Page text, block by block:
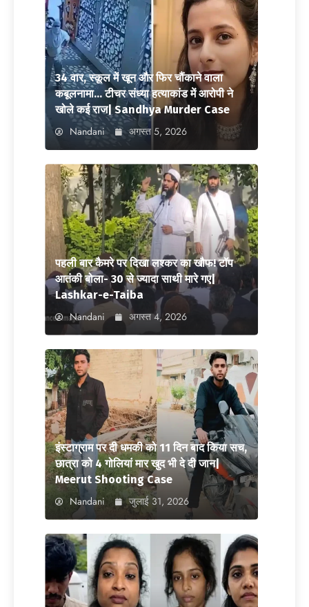
34 वार, स्कूल में खून और फिर चौंकाने वाला
कबूलनामा… टीचर संध्या हत्याकांड में आरोपी ने
खोले कई राज| Sandhya Murder Case
Nandani अगस्त 5, 2026
पहली बार कैमरे पर दिखा लश्कर का खौफ! टॉप
आतंकी बोला- 30 से ज्यादा साथी मारे गए|
Lashkar-e-Taiba
Nandani अगस्त 4, 2026
इंस्टाग्राम पर दी धमकी को 11 दिन बाद किया सच,
छात्रा को 4 गोलियां मार खुद भी दे दी जान|
Meerut Shooting Case
Nandani जुलाई 31, 2026